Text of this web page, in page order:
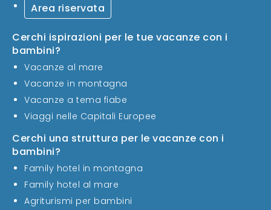
Area riservata
Cerchi ispirazioni per le tue vacanze con i
bambini?
Vacanze al mare
Vacanze in montagna
Vacanze a tema fiabe
Viaggi nelle Capitali Europee
Cerchi una struttura per le vacanze con i
bambini?
Family hotel in montagna
Family hotel al mare
Agriturismi per bambini